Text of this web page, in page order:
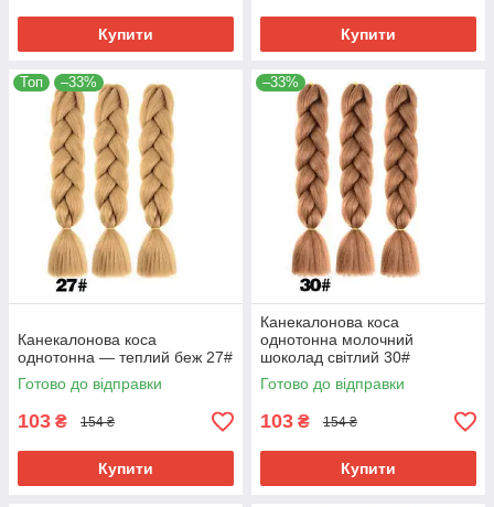
Купити Купити
Топ –33%
Канекалонова коса
однотонна — теплий беж 27#
Готово до відправки
103 ₴ 154 ₴
Купити
–33%
Канекалонова коса
однотонна молочний
шоколад світлий 30#
Готово до відправки
103 ₴ 154 ₴
Купити